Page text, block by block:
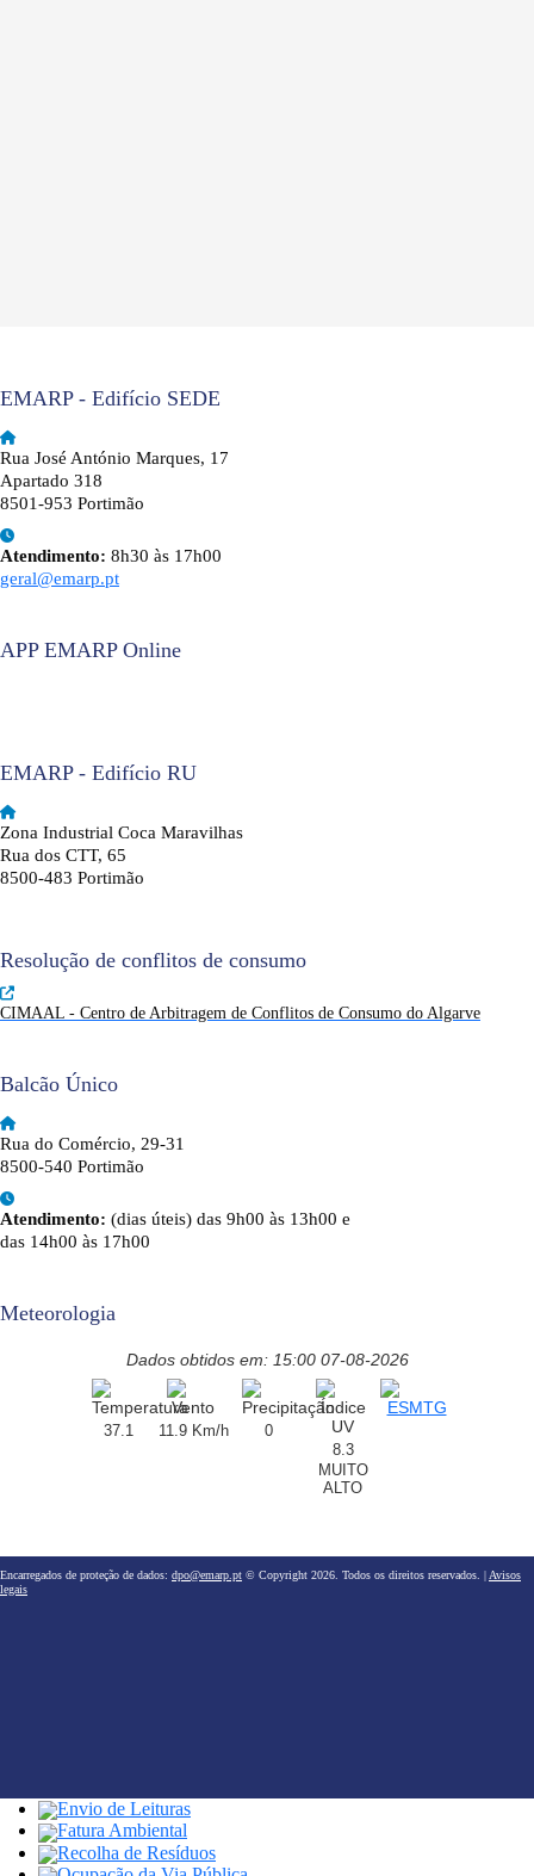
EMARP - Edifício SEDE
Rua José António Marques, 17
Apartado 318
8501-953 Portimão
Atendimento: 8h30 às 17h00
geral@emarp.pt
APP EMARP Online
EMARP - Edifício RU
Zona Industrial Coca Maravilhas
Rua dos CTT, 65
8500-483 Portimão
Resolução de conflitos de consumo
CIMAAL - Centro de Arbitragem de Conflitos de Consumo do Algarve
Balcão Único
Rua do Comércio, 29-31
8500-540 Portimão
Atendimento: (dias úteis) das 9h00 às 13h00 e
das 14h00 às 17h00
Meteorologia
Dados obtidos em: 15:00 07-08-2026
37.1 11.9 Km/h
0
8.3
MUITO
ALTO
Encarregados de proteção de dados: dpo@emarp.pt © Copyright 2026. Todos os direitos reservados. | Avisos
legais
Envio de Leituras
Fatura Ambiental
Recolha de Resíduos